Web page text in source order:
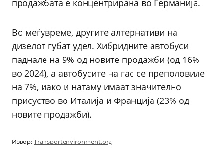
продажбата е концентрирана во Германија.
Во меѓувреме, другите алтернативи на
дизелот губат удел. Хибридните автобуси
паднале на 9% од новите продажби (од 16%
во 2024), а автобусите на гас се преполовиле
на 7%, иако и натаму имаат значително
присуство во Италија и Франција (23% од
новите продажби).
Извор:Transportenvironment.org